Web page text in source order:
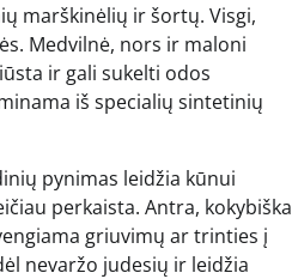
marškinėlių ir šortų. Visgi,
Medvilnė, nors ir maloni
ir gali sukelti odos
iš specialių sintetinių
pynimas leidžia kūnui
perkaista. Antra, kokybiška
griuvimų ar trinties į
nevaržo judesių ir leidžia